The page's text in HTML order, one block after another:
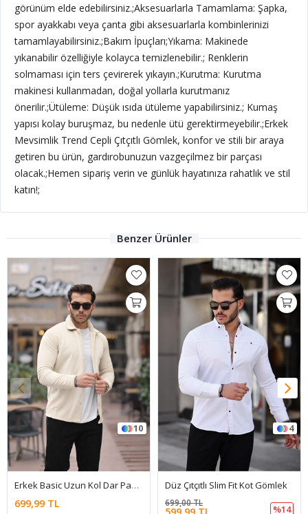
görünüm elde edebilirsiniz.;Aksesuarlarla Tamamlama: Şapka,
spor ayakkabı veya çanta gibi aksesuarlarla kombinlerinizi
tamamlayabilirsiniz.;Bakım İpuçları;Yıkama: Makinede
yıkanabilir özelliğiyle kolayca temizlenebilir.; Renklerin
solmaması için ters çevirerek yıkayın.;Kurutma: Kurutma
makinesi kullanmadan, doğal yollarla kurutmanız
önerilir.;Ütüleme: Düşük ısıda ütüleme yapabilirsiniz.; Kumaş
yapısı kolay buruşmaz, bu nedenle ütü gerektirmeyebilir.;Erkek
Mevsimlik Trend Cepli Çıtçıtlı Gömlek, konfor ve stili bir araya
getiren bu ürün, gardırobunuzun vazgeçilmez bir parçası
olacak.;Hemen sipariş verin ve günlük hayatınıza rahatlık ve stil
katın!;
Benzer Ürünler
10
Erkek Basic Uzun Kol Dar Pamuklu Ekru Polar Gömlek
699,99 TL
4
Düz Çıtçıtlı Slim Fit Kot Gömlek
699,00 TL
%14